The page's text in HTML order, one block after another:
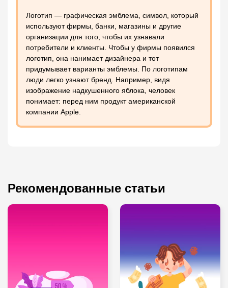
Логотип — графическая эмблема, символ, который
используют фирмы, банки, магазины и другие
организации для того, чтобы их узнавали
потребители и клиенты. Чтобы у фирмы появился
логотип, она нанимает дизайнера и тот
придумывает варианты эмблемы. По логотипам
люди легко узнают бренд. Например, видя
изображение надкушенного яблока, человек
понимает: перед ним продукт американской
компании Apple.
Рекомендованные статьи